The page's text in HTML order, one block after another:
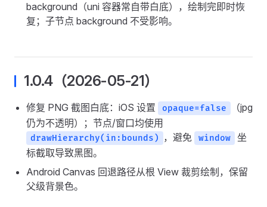
background（uni 容器常自带白底），绘制完即时恢
复；子节点 background 不受影响。
1.0.4（2026-05-21）
修复 PNG 截图白底：iOS 设置 opaque=false
（jpg
仍为不透明）；节点/窗口均使用
drawHierarchy(in:bounds) ，避免 window
坐
标截取导致黑图。
Android Canvas 回退路径从根 View 裁剪绘制，保留
父级背景色。